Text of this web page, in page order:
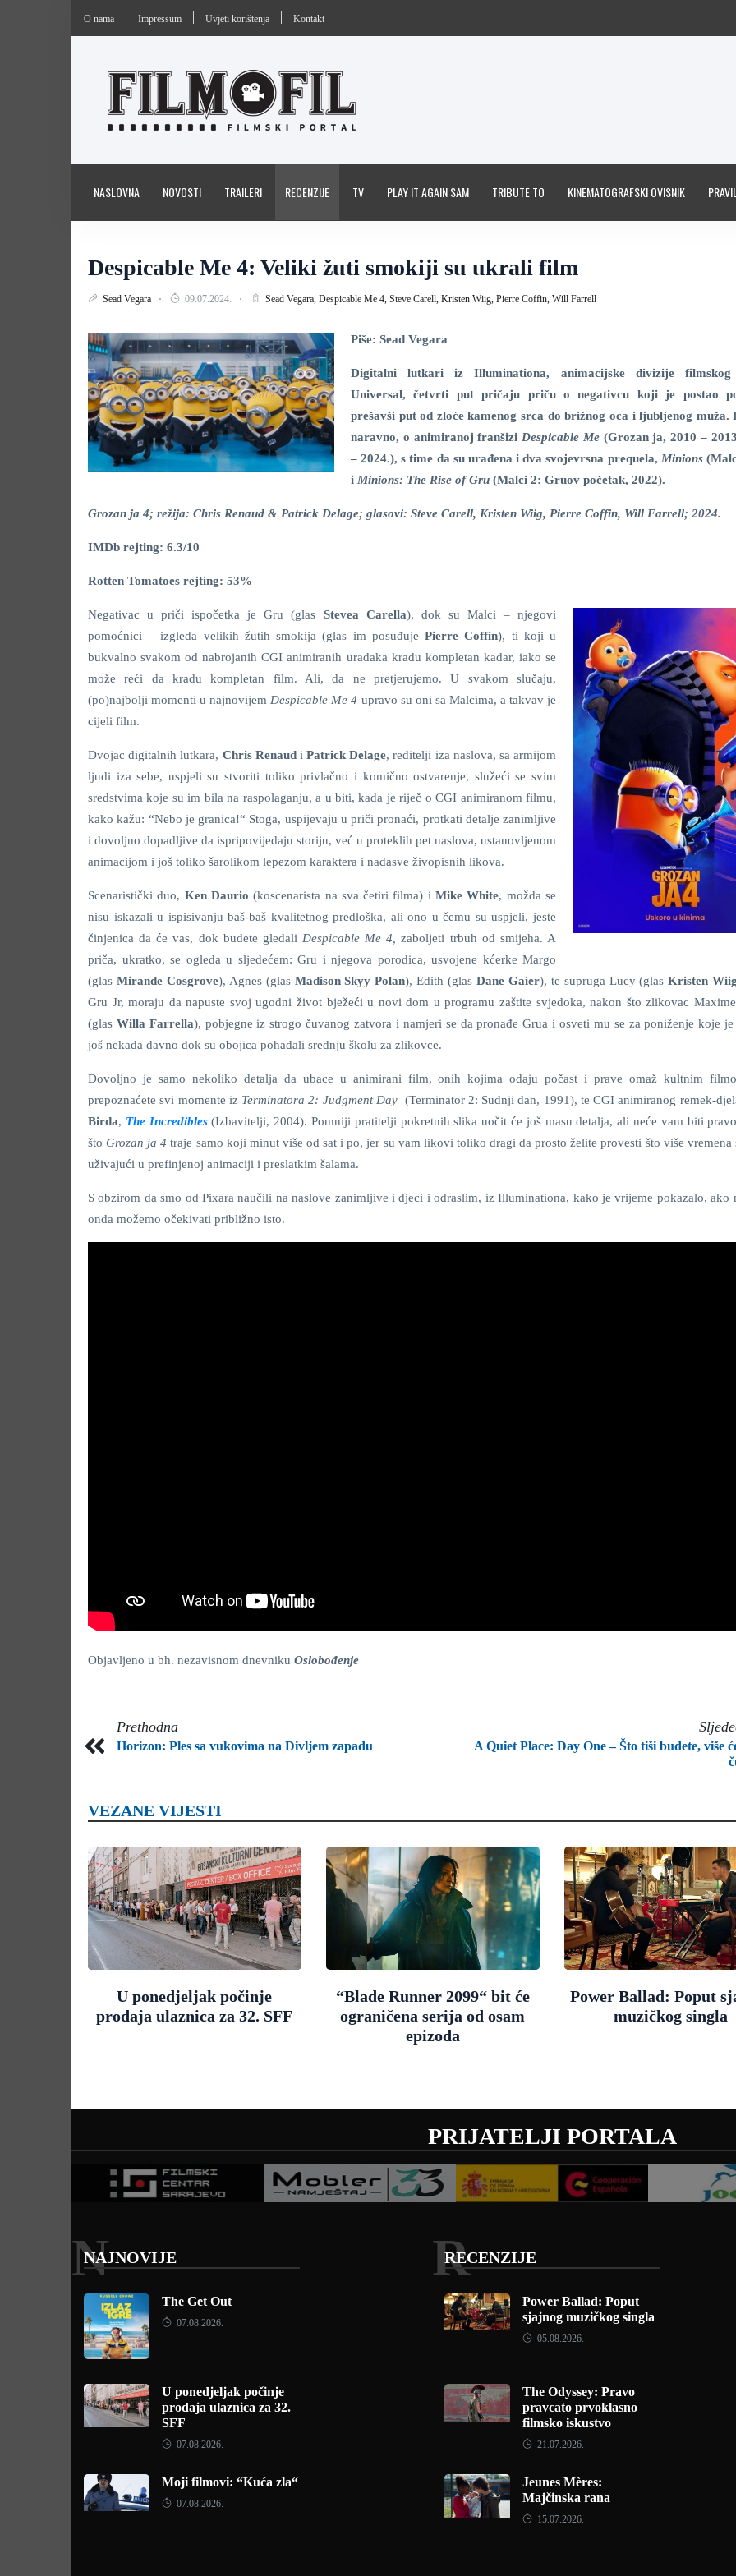
O nama Impressum Uvjeti korištenja Kontakt
NASLOVNA NOVOSTI TRAILERI RECENZIJE TV PLAY IT AGAIN SAM TRIBUTE TO KINEMATOGRAFSKI OVISNIK
Despicable Me 4: Veliki žuti smokiji su ukrali film
Sead Vegara 09.07.2024. Sead Vegara, Despicable Me 4, Steve Carell, Kristen Wiig, Pierre Coffin, Will Farrell
Piše: Sead Vegara
Digitalni lutkari iz Illuminationa, animacijske divizije filmskog
Universal, četvrti put pričaju priču o negativcu koji je postao
prešavši put od zloće kamenog srca do brižnog oca i ljubljenog muža.
naravno, o animiranoj franšizi Despicable Me (Grozan ja, 2010 –
– 2024.), s time da su urađena i dva svojevrsna prequela, Minions
i Minions: The Rise of Gru (Malci 2: Gruov početak, 2022).
Grozan ja 4; režija: Chris Renaud & Patrick Delage; glasovi: Steve Carell, Kristen Wiig, Pierre Coffin, Will Farrell; 2024.
IMDb rejting: 6.3/10
Rotten Tomatoes rejting: 53%
Negativac u priči ispočetka je Gru (glas Stevea Carella), dok su Malci – njegovi
pomoćnici – izgleda velikih žutih smokija (glas im posuđujePierre Coffin), ti koji u
bukvalno svakom od nabrojanih CGI animiranih uradaka kradu kompletan kadar, iako se
može reći da kradu kompletan film. Ali, da ne pretjerujemo. U svakom slučaju,
(po)najbolji momenti u najnovijem Despicable Me 4 upravo su oni sa Malcima, a takvav je
cijeli film.
Dvojac digitalnih lutkara, Chris RenaudiPatrick Delage, reditelji iza naslova, sa armijom
ljudi iza sebe, uspjeli su stvoriti toliko privlačno i komično ostvarenje, služeći se svim
sredstvima koje su im bila na raspolaganju, a u biti, kada je riječ o CGI animiranom filmu,
kako kažu: “Nebo je granica!“ Stoga, uspijevaju u priči pronaći, protkati detalje zanimljive
i dovoljno dopadljive da ispripovijedaju storiju, već u proteklih pet naslova, ustanovljenom
animacijom i još toliko šarolikom lepezom karaktera i nadasve živopisnih likova.
Scenaristički duo, Ken Daurio (koscenarista na sva četiri filma) iMike White, možda se
nisu iskazali u ispisivanju baš-baš kvalitetnog predloška, ali ono u čemu su uspjeli, jeste
činjenica da će vas, dok budete gledali Despicable Me 4,zaboljeti trbuh od smijeha. A
priča, ukratko, se ogleda u sljedećem: Gru i njegova porodica, usvojene kćerke Margo
(glas Mirande Cosgrove), Agnes (glas Madison Skyy Polan), Edith (glas Dane Gaier), te supruga Lucy (glasKristen
Gru Jr, moraju da napuste svoj ugodni život bježeći u novi dom u programu zaštite svjedoka, nakon što zlikovac
(glas Willa Farrella), pobjegne iz strogo čuvanog zatvora i namjeri se da pronađe Grua i osveti mu se za poniženje koje
još nekada davno dok su obojica pohađali srednju školu za zlikovce.
Dovoljno je samo nekoliko detalja da ubace u animirani film, onih kojima odaju počast i prave omaž kultnim
prepoznaćete svi momente iz Terminatora 2: Judgment Day (Terminator 2: Sudnji dan, 1991), te CGI animiranog remek-
Birda, The Incredibles (Izbavitelji, 2004). Pomniji pratitelji pokretnih slika uočit će još masu detalja, ali neće vam biti
štoGrozan ja 4traje samo koji minut više od sat i po, jer su vam likovi toliko dragi da prosto želite provesti što više vremena
uživajući u prefinjenoj animaciji i preslatkim šalama.
S obzirom da smo od Pixara naučili na naslove zanimljive i djeci i odraslim, iz Illuminationa, kako je vrijeme pokazalo, ako
onda možemo očekivati približno isto.
Objavljeno u bh. nezavisnom dnevniku Oslobođenje
Prethodna
Horizon: Ples sa vukovima na Divljem zapadu
A Quiet Place: Day One – Što tiši budete, više
VEZANE VIJESTI
U ponedjeljak počinje
prodaja ulaznica za 32. SFF
“Blade Runner 2099“ bit će
ograničena serija od osam
epizoda
Power Ballad: Poput
muzičkog singla
PRIJATELJI PORTALA
NAJNOVIJE
N
The Get Out
07.08.2026.
U ponedjeljak počinje
prodaja ulaznica za 32.
SFF
07.08.2026.
Moji filmovi: “Kuća zla“
07.08.2026.
RECENZIJE
R
Power Ballad: Poput
sjajnog muzičkog singla
05.08.2026.
The Odyssey: Pravo
pravcato prvoklasno
filmsko iskustvo
21.07.2026.
Jeunes Mères:
Majčinska rana
15.07.2026.